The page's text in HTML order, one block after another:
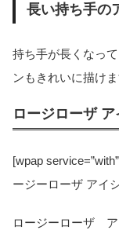
長い持ち手の
持ち手が長くなっ
ンもきれいに描けま
ロージローザ
[wpap
ージーローザ アイ
ロージーローザ